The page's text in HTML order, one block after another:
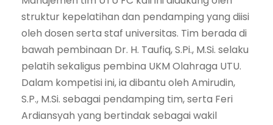
struktur kepelatihan dan pendamping yang diisi
oleh dosen serta staf universitas. Tim berada di
bawah pembinaan Dr. H. Taufiq, S.Pi., M.Si. selaku
pelatih sekaligus pembina UKM Olahraga UTU.
Dalam kompetisi ini, ia dibantu oleh Amirudin,
S.P., M.Si. sebagai pendamping tim, serta Feri
Ardiansyah yang bertindak sebagai wakil